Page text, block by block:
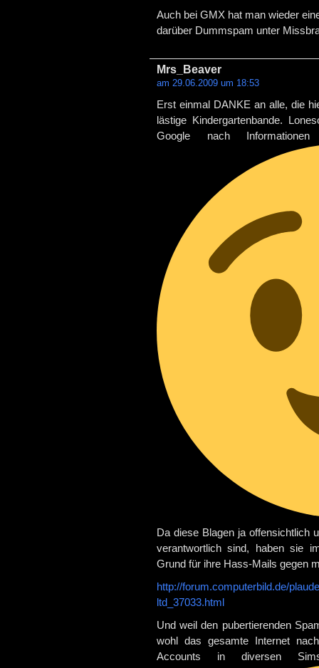
Auch bei GMX hat man wieder
darüber Dummspam unter
Mrs_Beaver
am 29.06.2009 um 18:53
Erst einmal DANKE an alle, die
lästige Kindergartenbande.
Google nach
Da diese Blagen ja offensichtlich
verantwortlich sind, haben sie
Grund für ihre Hass-Mails gegen
http://forum.computerbild.de/
ltd_37033.html
Und weil den pubertierenden
wohl das gesamte Internet
Accounts in diversen